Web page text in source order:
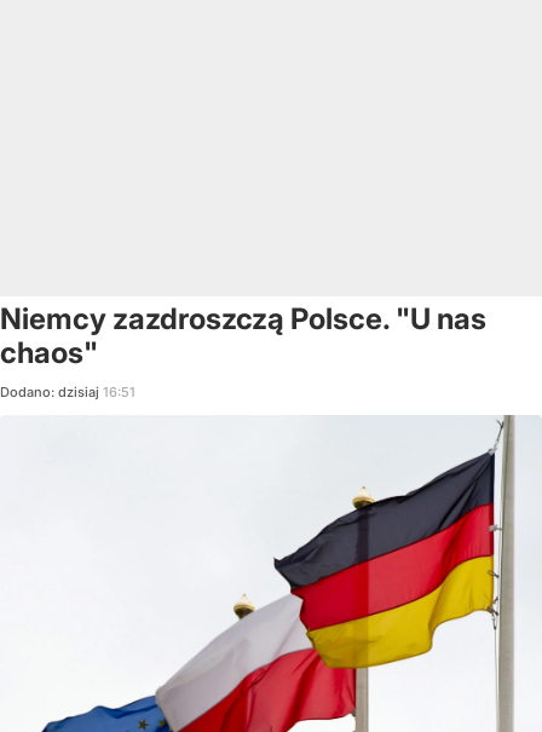
Niemcy zazdroszczą Polsce. "U nas
chaos"
Dodano: dzisiaj 16:51